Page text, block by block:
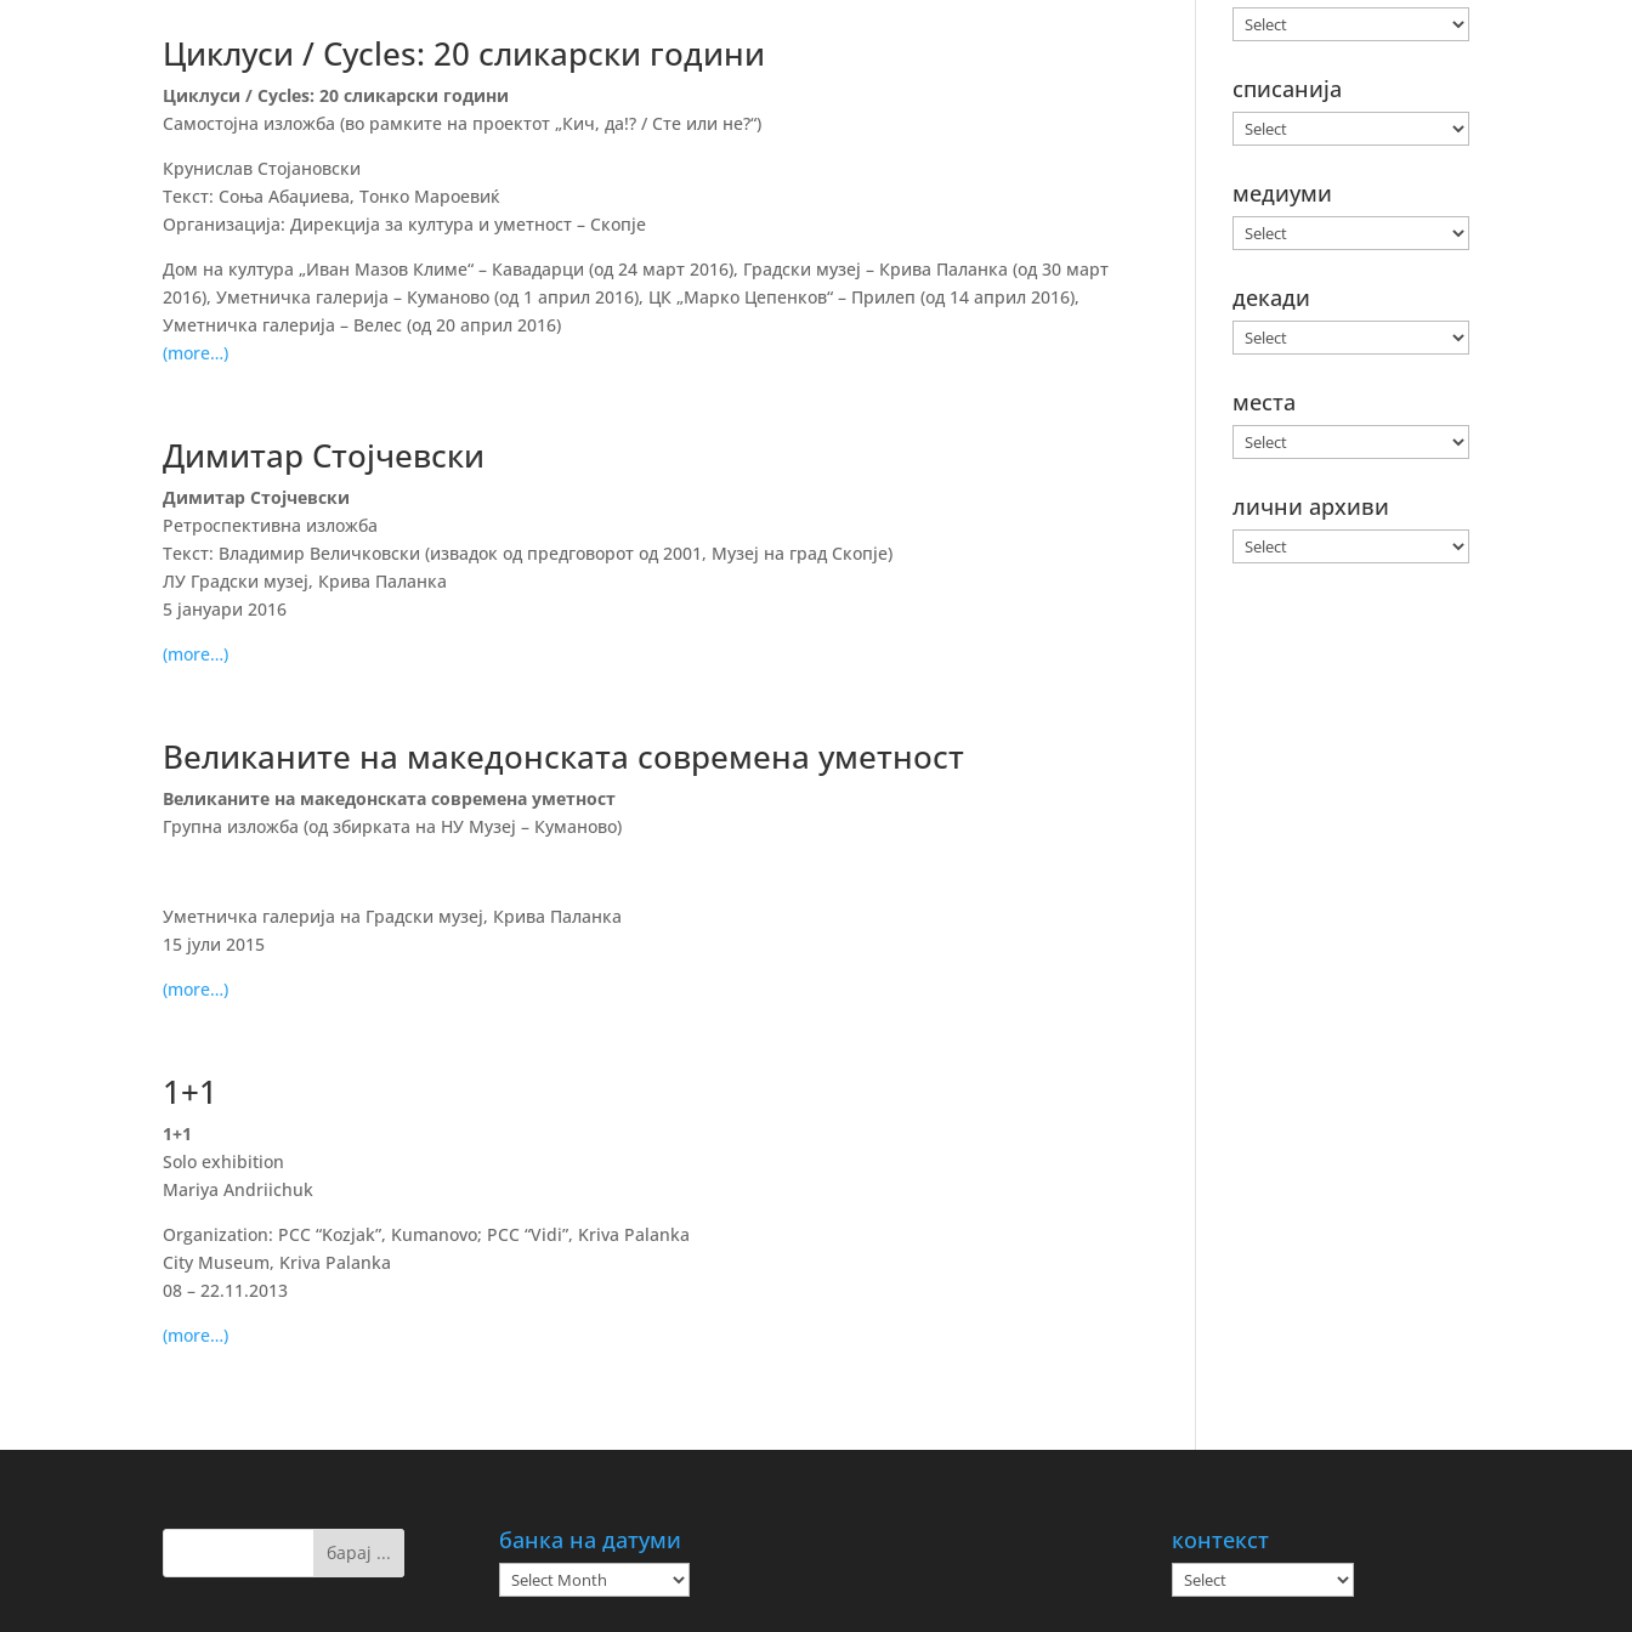
Циклуси / Cycles: 20 сликарски години
Циклуси / Cycles: 20 сликарски години
Самостојна изложба (во рамките на проектот „Кич, да!? / Сте или не?“)
Крунислав Стојановски
Текст: Соња Абаџиева, Тонко Мароевиќ
Организација: Дирекција за култура и уметност – Скопје
Дом на култура „Иван Мазов Климе“ – Кавадарци (од 24 март 2016), Градски музеј – Крива Паланка (од 30 март
2016), Уметничка галерија – Куманово (од 1 април 2016), ЦК „Марко Цепенков“ – Прилеп (од 14 април 2016),
Уметничка галерија – Велес (од 20 април 2016)
(more…)
Димитар Стојчевски
Димитар Стојчевски
Ретроспективна изложба
Текст: Владимир Величковски (извадок од предговорот од 2001, Музеј на град Скопје)
ЛУ Градски музеј, Крива Паланка
5 јануари 2016
(more…)
Великаните на македонската современа уметност
Великаните на македонската современа уметност
Групна изложба (од збирката на НУ Музеј – Куманово)
Уметничка галерија на Градски музеј, Крива Паланка
15 јули 2015
(more…)
1+1
1+1
Solo exhibition
Mariya Andriichuk
Organization: PCC “Kozjak”, Kumanovo; PCC “Vidi”, Kriva Palanka
City Museum, Kriva Palanka
08 – 22.11.2013
(more…)
списанија
медиуми
декади
места
лични архиви
банка на датуми
банка
на
контекст